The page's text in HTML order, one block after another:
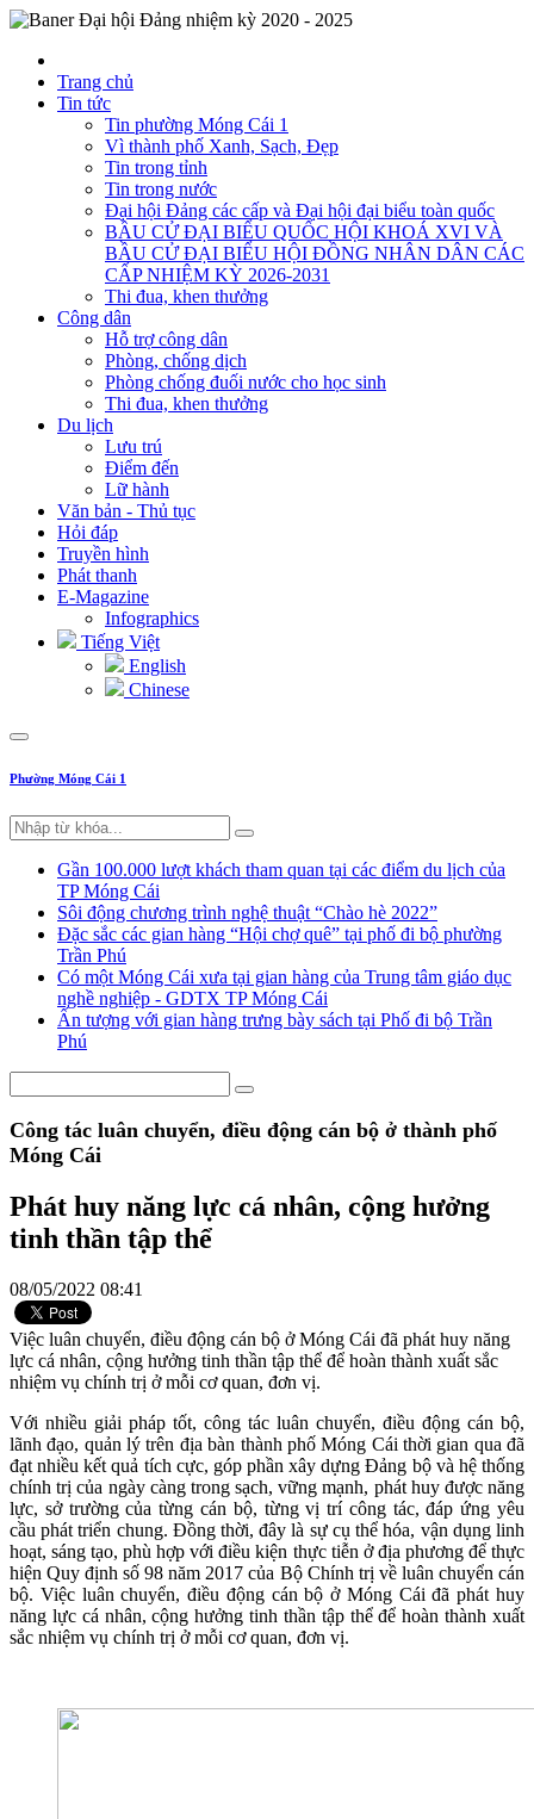
Trang chủ
Tin tức
Tin phường Móng Cái 1
Vì thành phố Xanh, Sạch, Đẹp
Tin trong tỉnh
Tin trong nước
Đại hội Đảng các cấp và Đại hội đại biểu toàn quốc
BẦU CỬ ĐẠI BIỂU QUỐC HỘI KHOÁ XVI VÀ
BẦU CỬ ĐẠI BIỂU HỘI ĐỒNG NHÂN DÂN CÁC
CẤP NHIỆM KỲ 2026-2031
Thi đua, khen thưởng
Công dân
Hỗ trợ công dân
Phòng, chống dịch
Phòng chống đuối nước cho học sinh
Thi đua, khen thưởng
Du lịch
Lưu trú
Điểm đến
Lữ hành
Văn bản - Thủ tục
Hỏi đáp
Truyền hình
Phát thanh
E-Magazine
Infographics
Tiếng Việt
English
Chinese
Phường Móng Cái 1
Gần 100.000 lượt khách tham quan tại các điểm du lịch của
TP Móng Cái
Sôi động chương trình nghệ thuật “Chào hè 2022”
Đặc sắc các gian hàng “Hội chợ quê” tại phố đi bộ phường
Trần Phú
Có một Móng Cái xưa tại gian hàng của Trung tâm giáo dục
nghề nghiệp - GDTX TP Móng Cái
Ấn tượng với gian hàng trưng bày sách tại Phố đi bộ Trần
Phú
Công tác luân chuyển, điều động cán bộ ở thành phố
Móng Cái
Phát huy năng lực cá nhân, cộng hưởng
tinh thần tập thể
08/05/2022 08:41
Việc luân chuyển, điều động cán bộ ở Móng Cái đã phát huy năng
lực cá nhân, cộng hưởng tinh thần tập thể để hoàn thành xuất sắc
nhiệm vụ chính trị ở mỗi cơ quan, đơn vị.
Với nhiều giải pháp tốt, công tác luân chuyển, điều động cán bộ,
lãnh đạo, quản lý trên địa bàn thành phố Móng Cái thời gian qua đã
đạt nhiều kết quả tích cực, góp phần xây dựng Đảng bộ và hệ thống
chính trị của ngày càng trong sạch, vững mạnh, phát huy được năng
lực, sở trường của từng cán bộ, từng vị trí công tác, đáp ứng yêu
cầu phát triển chung. Đồng thời, đây là sự cụ thể hóa, vận dụng linh
hoạt, sáng tạo, phù hợp với điều kiện thực tiễn ở địa phương để thực
hiện Quy định số 98 năm 2017 của Bộ Chính trị về luân chuyển cán
bộ. Việc luân chuyển, điều động cán bộ ở Móng Cái đã phát huy
năng lực cá nhân, cộng hưởng tinh thần tập thể để hoàn thành xuất
sắc nhiệm vụ chính trị ở mỗi cơ quan, đơn vị.